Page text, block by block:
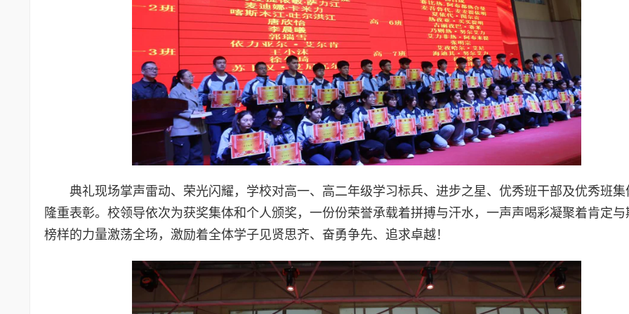
典礼现场掌声雷动、荣光闪耀，学校对高一、高二年级学习标兵、进步之星、优秀班干部及优秀班集
隆重表彰。校领导依次为获奖集体和个人颁奖，一份份荣誉承载着拼搏与汗水，一声声喝彩凝聚着肯定与
榜样的力量激荡全场，激励着全体学子见贤思齐、奋勇争先、追求卓越！